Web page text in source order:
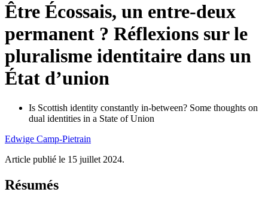
Être Écossais, un entre-deux
permanent ? Réflexions sur le
pluralisme identitaire dans un
État d’union
Is Scottish identity constantly in-between? Some thoughts on
dual identities in a State of Union
Edwige Camp-Pietrain
Article publié le 15 juillet 2024.
Résumés